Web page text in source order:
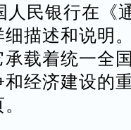
人民银行在《
描述和说明
载着统一全
经济建设的